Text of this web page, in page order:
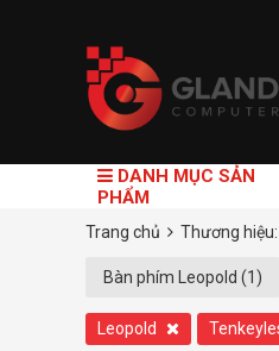
DANH MỤC SẢN
PHẨM
Trang chủ Thương
Bàn phím Leopold (1)
Leopold